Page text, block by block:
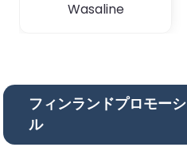
Wasaline
フィンランドプロモー
ル